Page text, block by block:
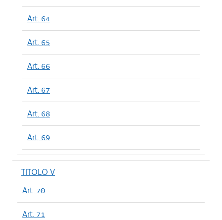
Art. 64
Art. 65
Art. 66
Art. 67
Art. 68
Art. 69
TITOLO V
Art. 70
Art. 71